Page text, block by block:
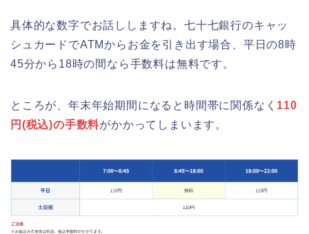
悠久山公園桜祭り2026の屋台や出店
高崎城址公園(高崎公園)桜祭り2026の
屋台やライトアップはいつまで?
具体的な数字でお話ししますね。七十七銀行のキャッ
シュカードでATMからお金を引き出す場合、平日の8時
45分から18時の間なら手数料は無料です。
ところが、年末年始期間になると時間帯に関係なく 110
円(税込)の手数料がかかってしまいます。